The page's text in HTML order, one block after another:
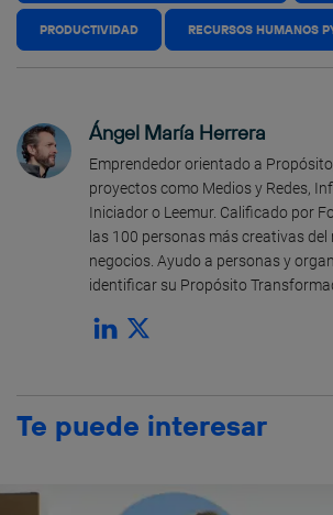
PRODUCTIVIDAD RECURSOS HUMANOS
Ángel María Herrera
Emprendedor orientado a
proyectos como Medios y Redes,
Iniciador o Leemur. Calificado por
las 100 personas más creativas del
negocios. Ayudo a personas y
identificar su Propósito
Te puede interesar